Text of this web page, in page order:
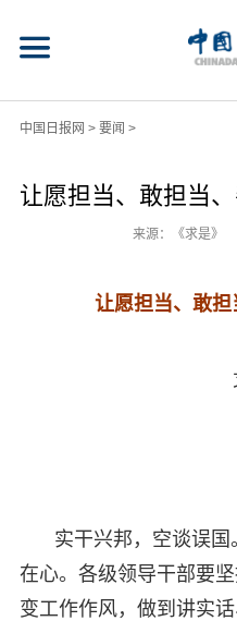
中国日报网 > 要闻 >
让愿担当、敢担当
来源：《求是》
让愿担当、敢
实干兴邦，空谈误
在心。各级领导干部要
变工作作风，做到讲实